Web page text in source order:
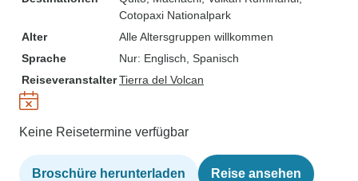
Cotopaxi Nationalpark
Alter
Alle Altersgruppen willkommen
Sprache
Nur: Englisch, Spanisch
ReiseveranstalterTierra del Volcan
Keine Reisetermine verfügbar
Broschüre herunterladen Reise ansehen